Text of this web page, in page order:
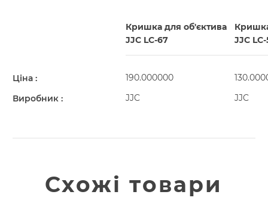
Ціна
Виробник
Кришка для об'єктива
JJC LC-67
190.000000
JJC
JJC LC-
JJC
Схожі товари